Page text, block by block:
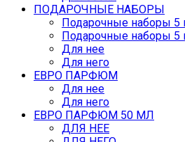
ПОДАРОЧНЫЕ НАБОРЫ
Подарочные наборы 5
Подарочные наборы
Для нее
Для него
ЕВРО ПАРФЮМ
Для нее
Для него
ЕВРО ПАРФЮМ 50 МЛ
ДЛЯ НЕЕ